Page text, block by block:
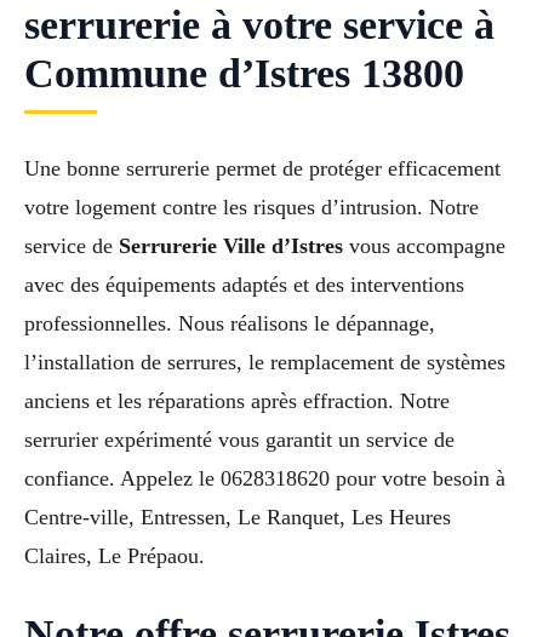
serrurerie à votre service à
Commune d’Istres 13800
Une bonne serrurerie permet de protéger efficacement
votre logement contre les risques d’intrusion. Notre
service de Serrurerie Ville d’Istres vous accompagne
avec des équipements adaptés et des interventions
professionnelles. Nous réalisons le dépannage,
l’installation de serrures, le remplacement de systèmes
anciens et les réparations après effraction. Notre
serrurier expérimenté vous garantit un service de
confiance. Appelez le 0628318620 pour votre besoin à
Centre-ville, Entressen, Le Ranquet, Les Heures
Claires, Le Prépaou.